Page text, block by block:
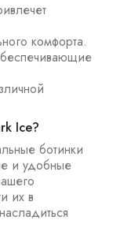
комфорта.
Ice?
ботинки
и удобные
их в